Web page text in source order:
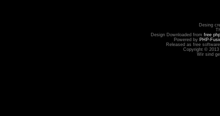
Desing
Design Downloaded from free
Powered by PHP-
Released as free
Copyright ©
Wir sind